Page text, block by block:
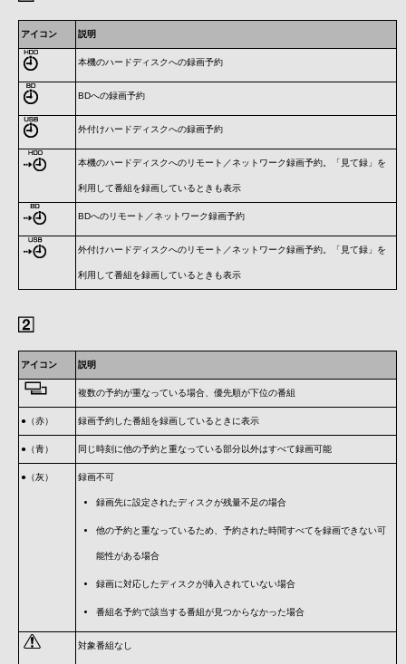
アイコン 説明
本機のハードディスクへの録画予約
BDへの録画予約
外付けハードディスクへの録画予約
本機のハードディスクへのリモート／ネットワーク録画予約。「見て録」を
利用して番組を録画しているときも表示
BDへのリモート／ネットワーク録画予約
外付けハードディスクへのリモート／ネットワーク録画予約。「見て録」を
利用して番組を録画しているときも表示
アイコン 説明
複数の予約が重なっている場合、優先順が下位の番組
●（赤） 録画予約した番組を録画しているときに表示
●（青） 同じ時刻に他の予約と重なっている部分以外はすべて録画可能
●（灰） 録画不可
録画先に設定されたディスクが残量不足の場合
他の予約と重なっているため、予約された時間すべてを録画できない可
能性がある場合
録画に対応したディスクが挿入されていない場合
番組名予約で該当する番組が見つからなかった場合
対象番組なし